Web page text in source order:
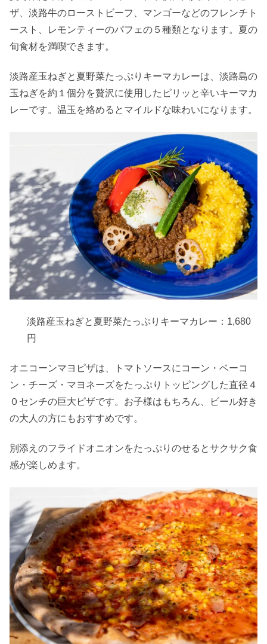
ザ、淡路牛のローストビーフ、マンゴーなどのフレンチト
ースト、レモンティーのパフェの５種類となります。夏の
旬食材を満喫できます。
淡路産玉ねぎと夏野菜たっぷりキーマカレーは、淡路島の
玉ねぎを約１個分を贅沢に使用したピリッと辛いキーマカ
レーです。温玉を絡めるとマイルドな味わいになります。
淡路産玉ねぎと夏野菜たっぷりキーマカレー：1,680
円
オニコーンマヨピザは、トマトソースにコーン・ベーコ
ン・チーズ・マヨネーズをたっぷりトッピングした直径４
０センチの巨大ピザです。お子様はもちろん、ビール好き
の大人の方にもおすすめです。
別添えのフライドオニオンをたっぷりのせるとサクサク食
感が楽しめます。